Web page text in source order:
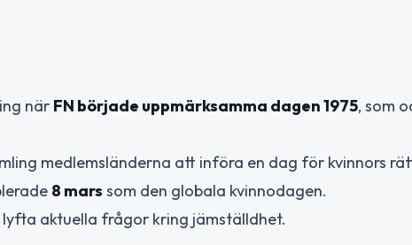
när FN började uppmärksamma dagen 1975, som
medlemsländerna att införa en dag för kvinnors
8 mars som den globala kvinnodagen.
aktuella frågor kring jämställdhet.